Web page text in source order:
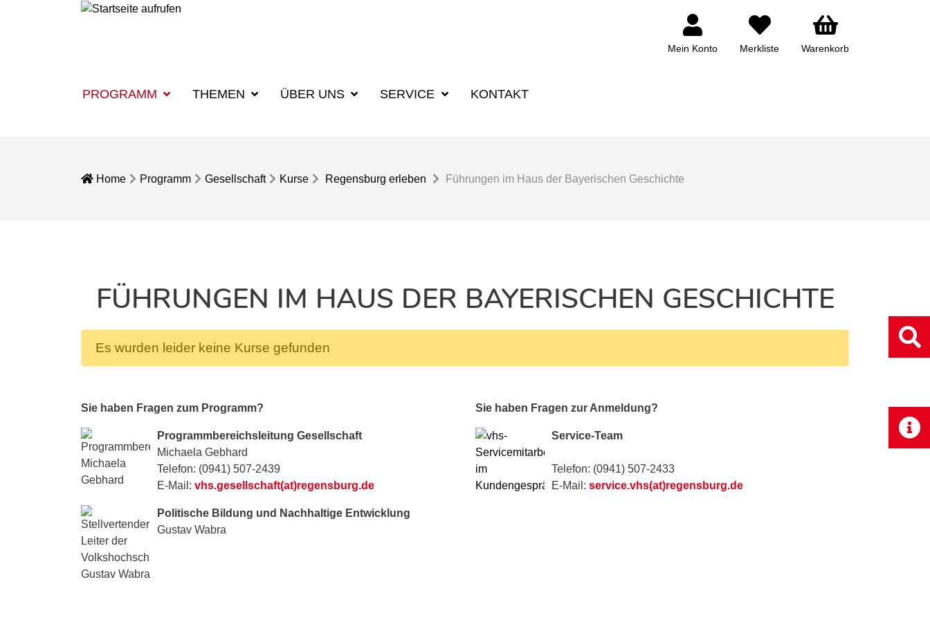
Mein Konto Merkliste Warenkorb
PROGRAMM THEMEN ÜBER UNS SERVICE KONTAKT
Home Programm Gesellschaft Kurse Regensburg erleben Führungen im Haus der Bayerischen Geschichte
FÜHRUNGEN IM HAUS DER BAYERISCHEN GESCHICHTE
Es wurden leider keine Kurse gefunden
Sie haben Fragen zum Programm?
Programmbereichsleitung Gesellschaft
Michaela Gebhard
Telefon: (0941) 507-2439
E-Mail: vhs.gesellschaft(at)regensburg.de
Politische Bildung und Nachhaltige Entwicklung
Gustav Wabra
Sie haben Fragen zur Anmeldung?
Service-Team
Telefon: (0941) 507-2433
E-Mail: service.vhs(at)regensburg.de